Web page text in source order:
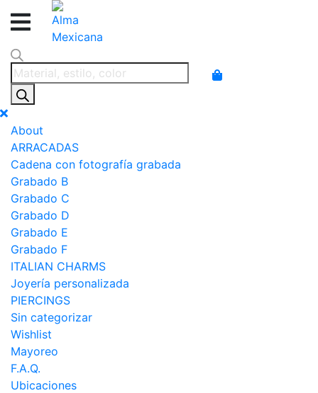
Products
search
About
ARRACADAS
Cadena con fotografía grabada
Grabado B
Grabado C
Grabado D
Grabado E
Grabado F
ITALIAN CHARMS
Joyería personalizada
PIERCINGS
Sin categorizar
Wishlist
Mayoreo
F.A.Q.
Ubicaciones